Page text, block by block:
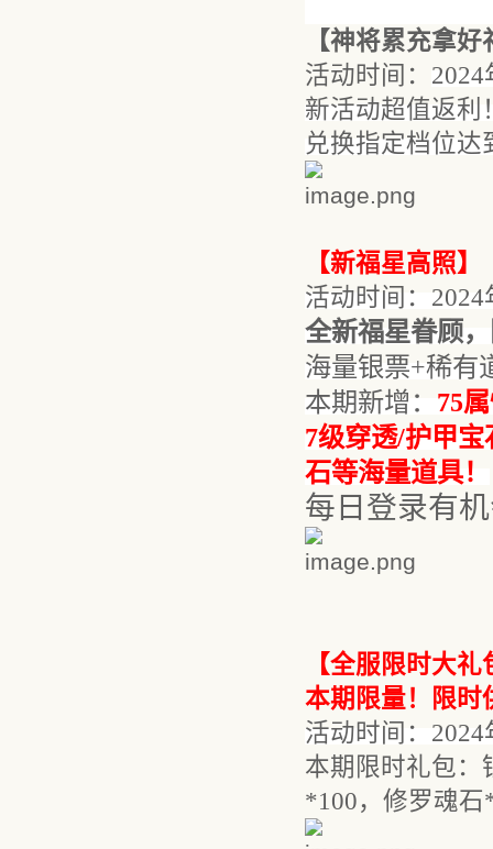
【神将累充拿好
活动时间： 2024
新活动超值返利
兑换指定档位达
【新福星高照】
活动时间： 2024
全新福星眷顾，
海量银票+稀有
本期新增： 75
7级穿透/护甲
石等海量道具！
每日登录有
【全服限时大礼
本期限量！限时
活动时间： 2024
本期限时礼包：
*100，修罗魂石